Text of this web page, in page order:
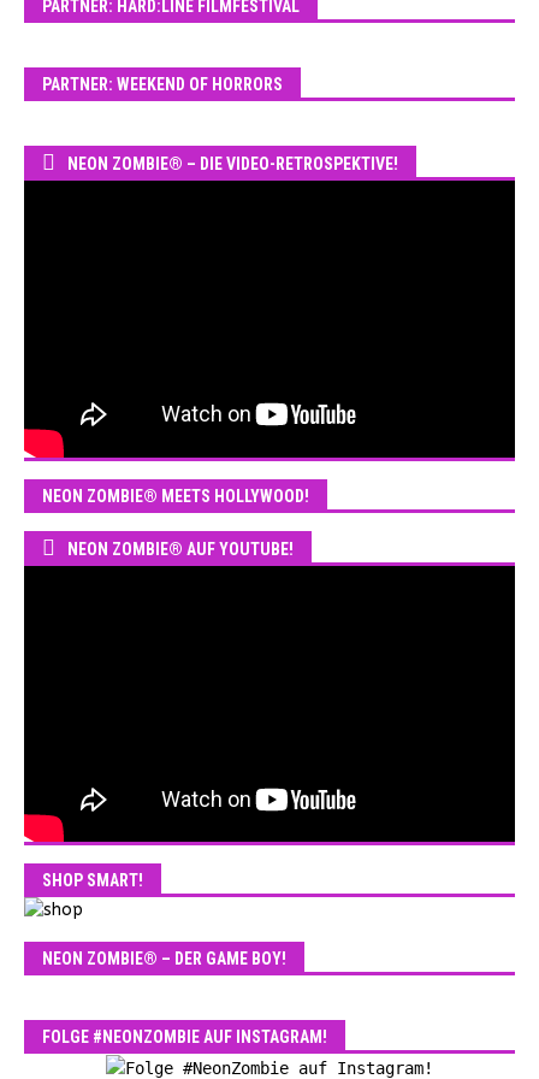
PARTNER: HARD:LINE FILMFESTIVAL
PARTNER: WEEKEND OF HORRORS
NEON ZOMBIE® – DIE VIDEO-RETROSPEKTIVE!
NEON ZOMBIE® MEETS HOLLYWOOD!
NEON ZOMBIE® AUF YOUTUBE!
SHOP SMART!
NEON ZOMBIE® – DER GAME BOY!
FOLGE #NEONZOMBIE AUF INSTAGRAM!